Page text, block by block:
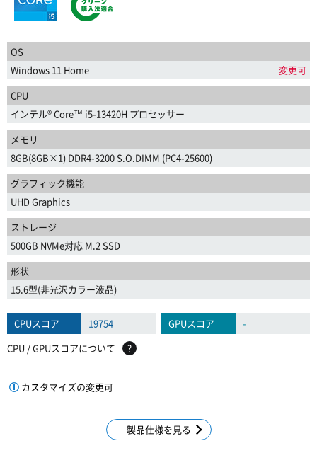
OS
Windows 11 Home
変更可
CPU
インテル® Core™ i5-13420H プロセッサー
メモリ
8GB(8GB×1) DDR4-3200 S.O.DIMM (PC4-25600)
グラフィック機能
UHD Graphics
ストレージ
500GB NVMe対応 M.2 SSD
形状
15.6型(非光沢カラー液晶)
CPUスコア 19754 GPUスコア
-
CPU / GPUスコアについて
?
カスタマイズの変更可
製品仕様を見る